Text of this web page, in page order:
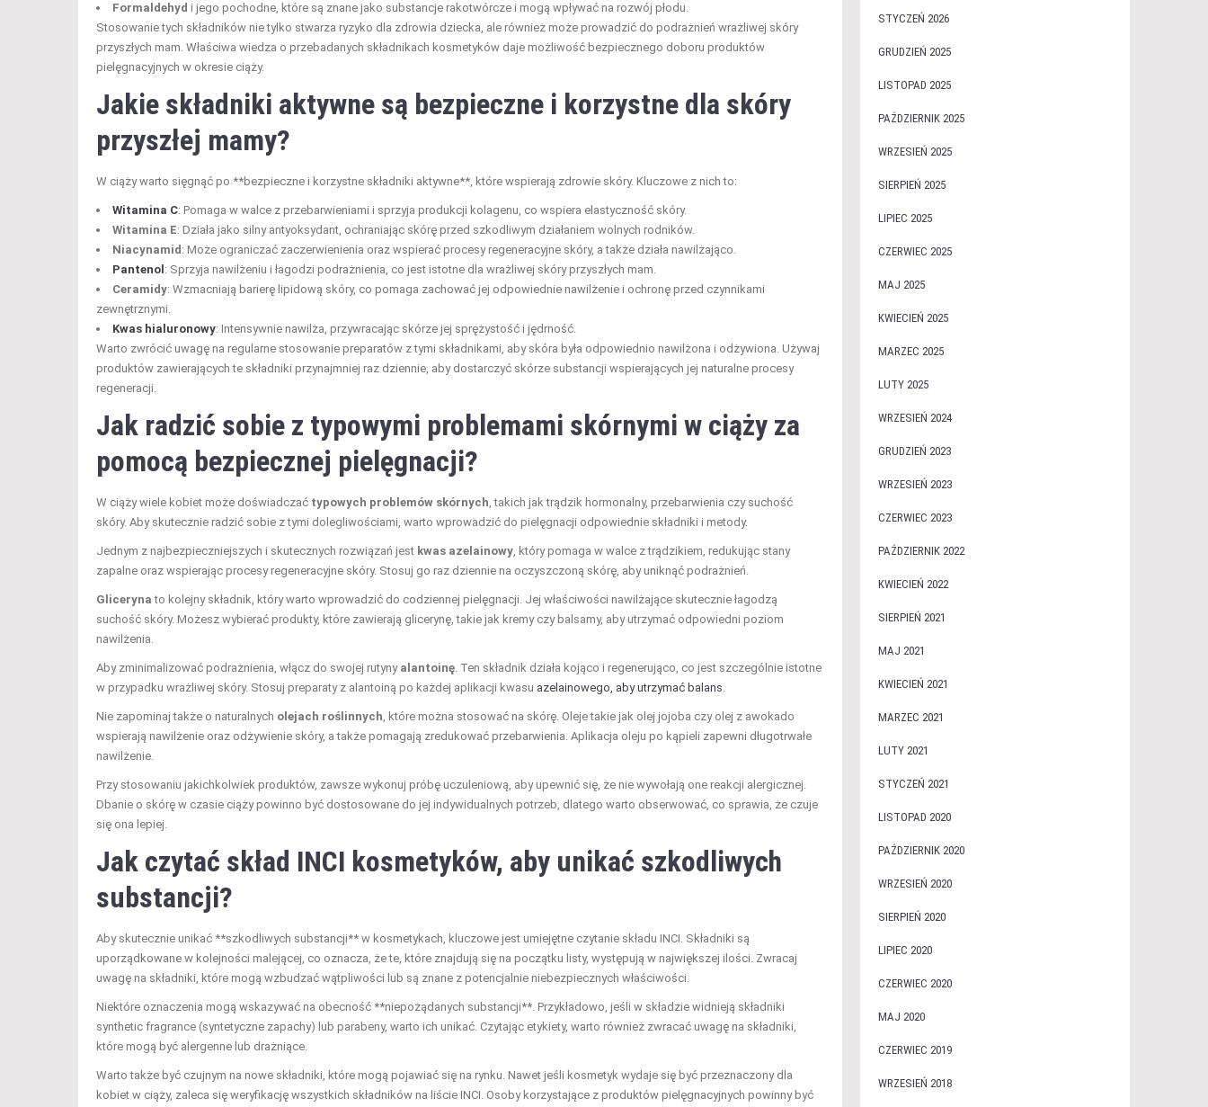
Formaldehyd i jego pochodne, które są znane jako substancje rakotwórcze i mogą wpływać na rozwój płodu.
Stosowanie tych składników nie tylko stwarza ryzyko dla zdrowia dziecka, ale również może prowadzić do podrażnień wrażliwej skóry
przyszłych mam. Właściwa wiedza o przebadanych składnikach kosmetyków daje możliwość bezpiecznego doboru produktów
pielęgnacyjnych w okresie ciąży.
Jakie składniki aktywne są bezpieczne i korzystne dla skóry
przyszłej mamy?
W ciąży warto sięgnąć po **bezpieczne i korzystne składniki aktywne**, które wspierają zdrowie skóry. Kluczowe z nich to:
Witamina C: Pomaga w walce z przebarwieniami i sprzyja produkcji kolagenu, co wspiera elastyczność skóry.
Witamina E: Działa jako silny antyoksydant, ochraniając skórę przed szkodliwym działaniem wolnych rodników.
Niacynamid : Może ograniczać zaczerwienienia oraz wspierać procesy regeneracyjne skóry, a także działa nawilżająco.
Pantenol : Sprzyja nawilżeniu i łagodzi podrażnienia, co jest istotne dla wrażliwej skóry przyszłych mam.
Ceramidy: Wzmacniają barierę lipidową skóry, co pomaga zachować jej odpowiednie nawilżenie i ochronę przed czynnikami
zewnętrznymi.
Kwas hialuronowy: Intensywnie nawilża, przywracając skórze jej sprężystość i jędrność.
Warto zwrócić uwagę na regularne stosowanie preparatów z tymi składnikami, aby skóra była odpowiednio nawilżona i odżywiona. Używaj
produktów zawierających te składniki przynajmniej raz dziennie, aby dostarczyć skórze substancji wspierających jej naturalne procesy
regeneracji.
Jak radzić sobie z typowymi problemami skórnymi w ciąży za
pomocą bezpiecznej pielęgnacji?
W ciąży wiele kobiet może doświadczać typowych problemów skórnych, takich jak trądzik hormonalny, przebarwienia czy suchość
skóry. Aby skutecznie radzić sobie z tymi dolegliwościami, warto wprowadzić do pielęgnacji odpowiednie składniki i metody.
Jednym z najbezpieczniejszych i skutecznych rozwiązań jest kwas azelainowy, który pomaga w walce z trądzikiem, redukując stany
zapalne oraz wspierając procesy regeneracyjne skóry. Stosuj go raz dziennie na oczyszczoną skórę, aby uniknąć podrażnień.
Gliceryna to kolejny składnik, który warto wprowadzić do codziennej pielęgnacji. Jej właściwości nawilżające skutecznie łagodzą
suchość skóry. Możesz wybierać produkty, które zawierają glicerynę, takie jak kremy czy balsamy, aby utrzymać odpowiedni poziom
nawilżenia.
Aby zminimalizować podrażnienia, włącz do swojej rutyny alantoinę. Ten składnik działa kojąco i regenerująco, co jest szczególnie istotne
w przypadku wrażliwej skóry. Stosuj preparaty z alantoiną po każdej aplikacji kwasu azelainowego, aby utrzymać balans.
Nie zapominaj także o naturalnych olejach roślinnych, które można stosować na skórę. Oleje takie jak olej jojoba czy olej z awokado
wspierają nawilżenie oraz odżywienie skóry, a także pomagają zredukować przebarwienia. Aplikacja oleju po kąpieli zapewni długotrwałe
nawilżenie.
Przy stosowaniu jakichkolwiek produktów, zawsze wykonuj próbę uczuleniową, aby upewnić się, że nie wywołają one reakcji alergicznej.
Dbanie o skórę w czasie ciąży powinno być dostosowane do jej indywidualnych potrzeb, dlatego warto obserwować, co sprawia, że czuje
się ona lepiej.
Jak czytać skład INCI kosmetyków, aby unikać szkodliwych
substancji?
Aby skutecznie unikać **szkodliwych substancji** w kosmetykach, kluczowe jest umiejętne czytanie składu INCI. Składniki są
uporządkowane w kolejności malejącej, co oznacza, że te, które znajdują się na początku listy, występują w największej ilości. Zwracaj
uwagę na składniki, które mogą wzbudzać wątpliwości lub są znane z potencjalnie niebezpiecznych właściwości.
Niektóre oznaczenia mogą wskazywać na obecność **niepożądanych substancji**. Przykładowo, jeśli w składzie widnieją składniki
synthetic fragrance (syntetyczne zapachy) lub parabeny, warto ich unikać. Czytając etykiety, warto również zwracać uwagę na składniki,
które mogą być alergenne lub drażniące.
Warto także być czujnym na nowe składniki, które mogą pojawiać się na rynku. Nawet jeśli kosmetyk wydaje się być przeznaczony dla
kobiet w ciąży, zaleca się weryfikację wszystkich składników na liście INCI. Osoby korzystające z produktów pielęgnacyjnych powinny być
STYCZEŃ 2026
GRUDZIEŃ 2025
LISTOPAD 2025
PAŹDZIERNIK 2025
WRZESIEŃ 2025
SIERPIEŃ 2025
LIPIEC 2025
CZERWIEC 2025
MAJ 2025
KWIECIEŃ 2025
MARZEC 2025
LUTY 2025
WRZESIEŃ 2024
GRUDZIEŃ 2023
WRZESIEŃ 2023
CZERWIEC 2023
PAŹDZIERNIK 2022
KWIECIEŃ 2022
SIERPIEŃ 2021
MAJ 2021
KWIECIEŃ 2021
MARZEC 2021
LUTY 2021
STYCZEŃ 2021
LISTOPAD 2020
PAŹDZIERNIK 2020
WRZESIEŃ 2020
SIERPIEŃ 2020
LIPIEC 2020
CZERWIEC 2020
MAJ 2020
CZERWIEC 2019
WRZESIEŃ 2018